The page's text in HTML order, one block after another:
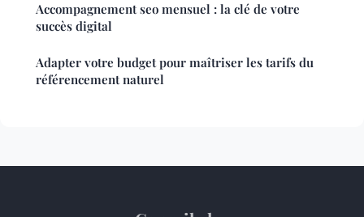
Accompagnement seo mensuel : la clé de votre
succès digital
Adapter votre budget pour maîtriser les tarifs du
référencement naturel